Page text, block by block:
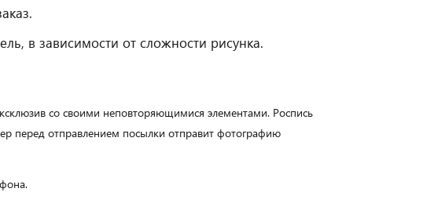
в зависимости от сложности рисунка.
со своими неповторяющимися элементами. Роспись
перед отправлением посылки отправит фотографию